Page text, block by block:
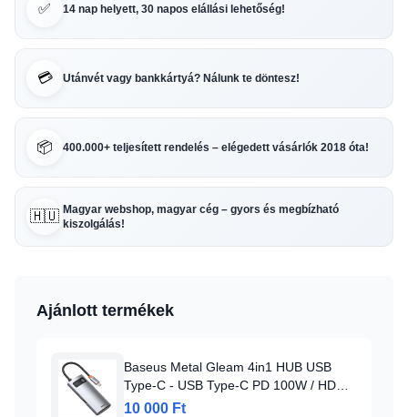
✅ 14 nap helyett, 30 napos elállási lehetőség!
💳 Utánvét vagy bankkártyá? Nálunk te döntesz!
📦 400.000+ teljesített rendelés – elégedett vásárlók 2018 óta!
🇭🇺 Magyar webshop, magyar cég – gyors és megbízható
kiszolgálás!
Ajánlott termékek
Baseus Metal Gleam 4in1 HUB USB
Type-C - USB Type-C PD 100W / HDMI
4K 30Hz / 1x USB 3.2 Gen 1 / 1x USB
10 000 Ft